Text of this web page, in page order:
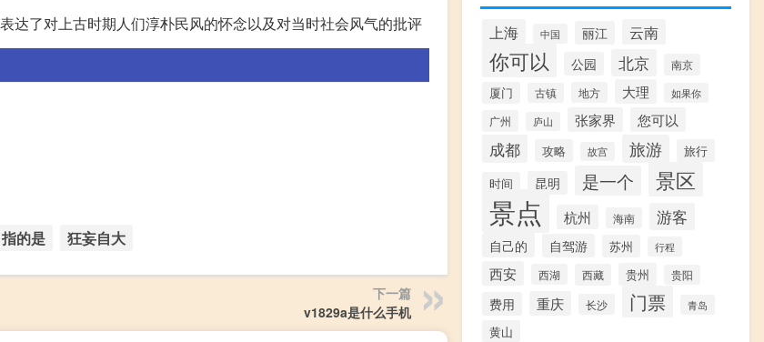
达了对上古时期人们淳朴民风的怀念以及对当时社会风气的批评
指的是 狂妄自大
下一篇
v1829a是什么手机
上海 中国 丽江 云南
你可以 公园 北京
南京
厦门
古镇 地方 大理 如果你
广州 庐山 张家界 您可以
成都 攻略 故宫 旅游
旅行
时间
昆明 是一个 景区
景点 杭州 海南 游客
自己的 自驾游 苏州 行程
西安 西湖 西藏 贵州 贵阳
费用 重庆 长沙 门票 青岛
黄山